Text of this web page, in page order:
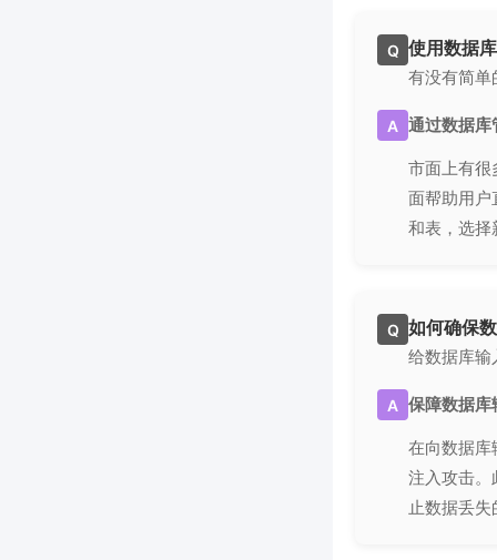
Q 使用数据
有没有简单
A 通过数据库
市面上有
面帮助用户
和表，选择
Q 如何确保
给数据库输
A 保障数据库
在向数据库
注入攻击。
止数据丢